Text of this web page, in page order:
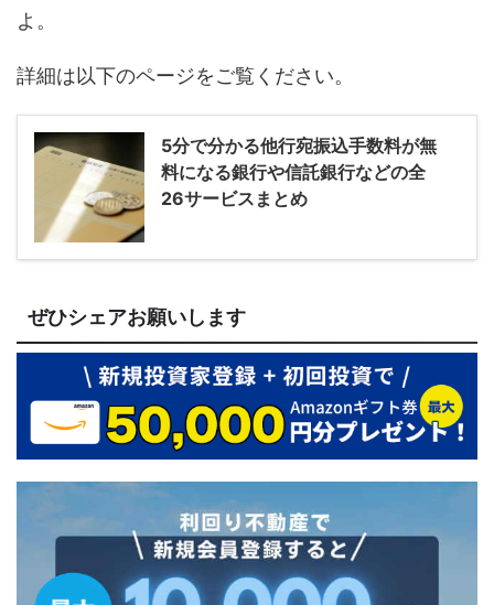
よ。
詳細は以下のページをご覧ください。
5分で分かる他行宛振込手数料が無
料になる銀行や信託銀行などの全
26サービスまとめ
ぜひシェアお願いします